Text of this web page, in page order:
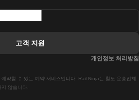
마드리드-리스본 열차
약할 수 있는 예약 서비스입니다. Rail Ninja는 철도 운송업체
않습니다.
고객 지원
개인정보 처리방침